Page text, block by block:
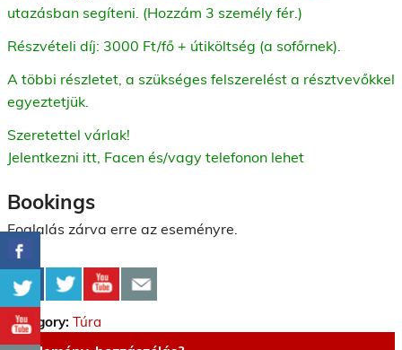
utazásban segíteni. (Hozzám 3 személy fér.)
Részvételi díj: 3000 Ft/fő + útiköltség (a sofőrnek).
A többi részletet, a szükséges felszerelést a résztvevőkkel
egyeztetjük.
Szeretettel várlak!
Jelentkezni itt, Facen és/vagy telefonon lehet
Bookings
Foglalás zárva erre az eseményre.
Category: Túra